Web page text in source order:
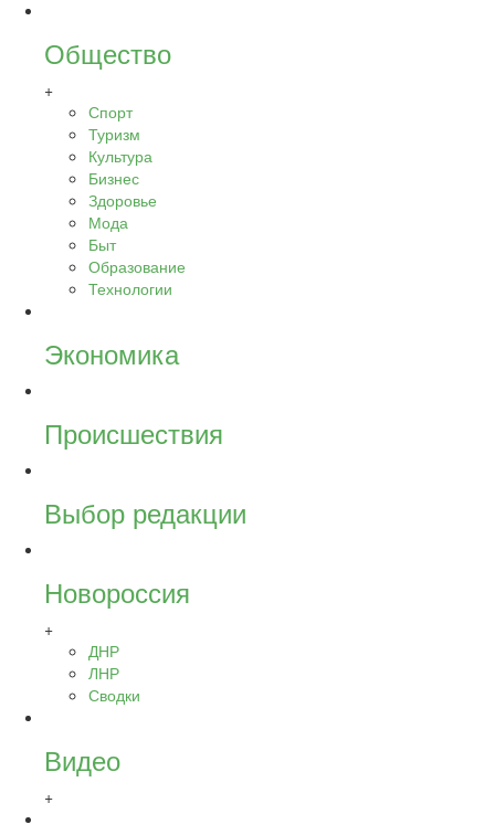
Общество
+
Спорт
Туризм
Культура
Бизнес
Здоровье
Мода
Быт
Образование
Технологии
Экономика
Происшествия
Выбор редакции
Новороссия
+
ДНР
ЛНР
Сводки
Видео
+